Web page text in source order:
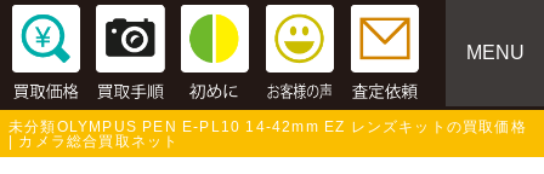
MENU
未分類OLYMPUS PEN E-PL10 14-42mm EZ レンズキットの買取価格
| カメラ総合買取ネット